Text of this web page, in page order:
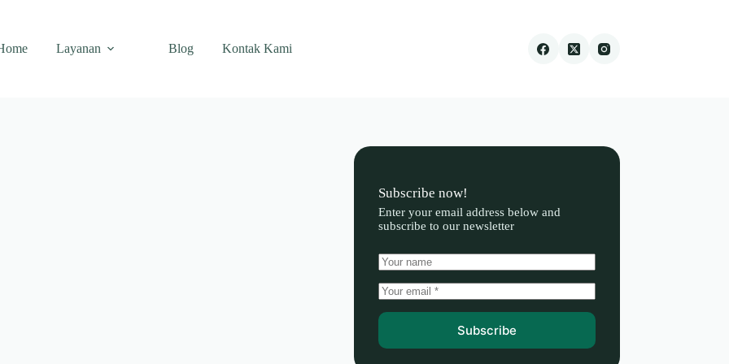
Layanan Blog Kontak Kami
Subscribe now!
Enter your email address below and
subscribe to our newsletter
Subscribe